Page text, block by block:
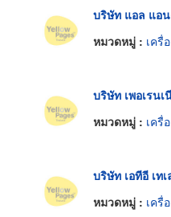
บริษัท แอล แอ
หมวดหมู่ : เครื่
บริษัท เพอเรน
หมวดหมู่ : เครื่
บริษัท เอทีอี เท
หมวดหมู่ : เครื่